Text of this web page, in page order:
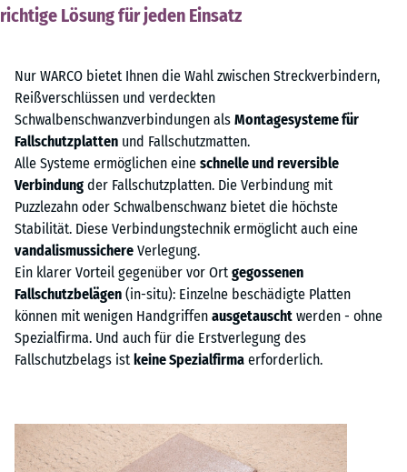
richtige Lösung für jeden Einsatz
Nur WARCO bietet Ihnen die Wahl zwischen Streckverbindern,
Reißverschlüssen und verdeckten
Schwalbenschwanzverbindungen als Montagesysteme für
Fallschutzplatten und Fallschutzmatten.
Alle Systeme ermöglichen eine schnelle und reversible
Verbindung der Fallschutzplatten. Die Verbindung mit
Puzzlezahn oder Schwalbenschwanz bietet die höchste
Stabilität. Diese Verbindungstechnik ermöglicht auch eine
vandalismussichere Verlegung.
Ein klarer Vorteil gegenüber vor Ort gegossenen
Fallschutzbelägen (in-situ): Einzelne beschädigte Platten
können mit wenigen Handgriffen ausgetauscht werden - ohne
Spezialfirma. Und auch für die Erstverlegung des
Fallschutzbelags ist keine Spezialfirma erforderlich.